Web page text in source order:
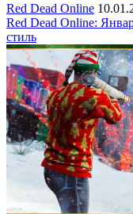
Red Dead Online
Red Dead Online:
стиль